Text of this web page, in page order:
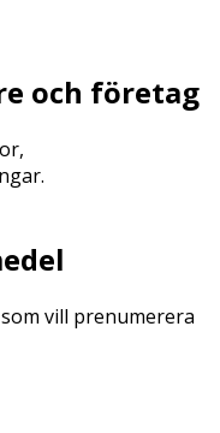
och företag
vill prenumerera